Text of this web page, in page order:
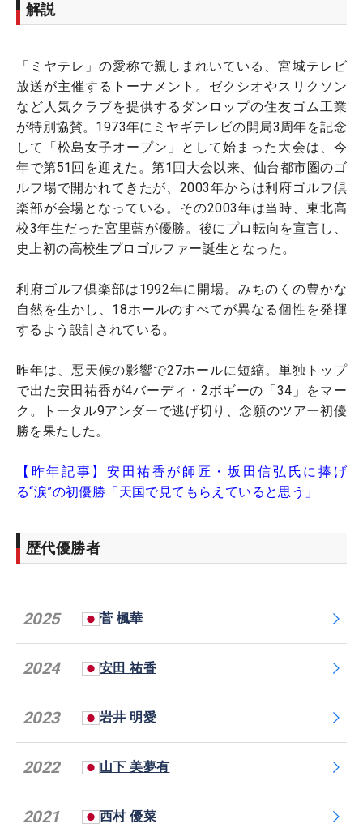
解説
「ミヤテレ」の愛称で親しまれいている、宮城テレビ
放送が主催するトーナメント。ゼクシオやスリクソン
など人気クラブを提供するダンロップの住友ゴム工業
が特別協賛。1973年にミヤギテレビの開局3周年を記念
して「松島女子オープン」として始まった大会は、今
年で第51回を迎えた。第1回大会以来、仙台都市圏のゴ
ルフ場で開かれてきたが、2003年からは利府ゴルフ倶
楽部が会場となっている。その2003年は当時、東北高
校3年生だった宮里藍が優勝。後にプロ転向を宣言し、
史上初の高校生プロゴルファー誕生となった。
利府ゴルフ倶楽部は1992年に開場。みちのくの豊かな
自然を生かし、18ホールのすべてが異なる個性を発揮
するよう設計されている。
昨年は、悪天候の影響で27ホールに短縮。単独トップ
で出た安田祐香が4バーディ・2ボギーの「34」をマー
ク。トータル9アンダーで逃げ切り、念願のツアー初優
勝を果たした。
【昨年記事】安田祐香が師匠・坂田信弘氏に捧げ
る“涙”の初優勝「天国で見てもらえていると思う」
歴代優勝者
2025 菅 楓華
2024 安田 祐香
2023 岩井 明愛
2022 山下 美夢有
2021 西村 優菜